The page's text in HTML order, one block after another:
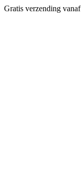
Gratis verzending